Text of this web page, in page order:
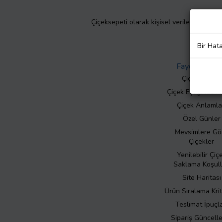
Çiçeksepeti olarak kişisel verilerinizin
Faydalı Bilgiler
Çiçek Bakımı
Çiçek Eşliğinde
Çiçek
Özel Günler
Mevsimlere
Çiçekler
Yenilebilir
Saklama
Site Haritası
Ürün Sıralama
Teslimat
Sipariş
Bir